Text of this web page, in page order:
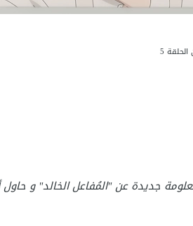
جديدة عن "المُفاعل الخالد" و حاول